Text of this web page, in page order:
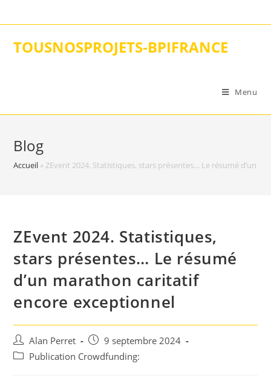
to
TOUSNOSPROJETS-BPIFRANCE
Menu
Blog
Accueil » ZEvent 2024. Statistiques, stars présentes… Le résumé d’un
ZEvent 2024. Statistiques,
stars présentes… Le résumé
d’un marathon caritatif
encore exceptionnel
Auteur/autrice
de
Alan Perret
Post
published:
9 septembre 2024
PostPublication Crowdfunding: